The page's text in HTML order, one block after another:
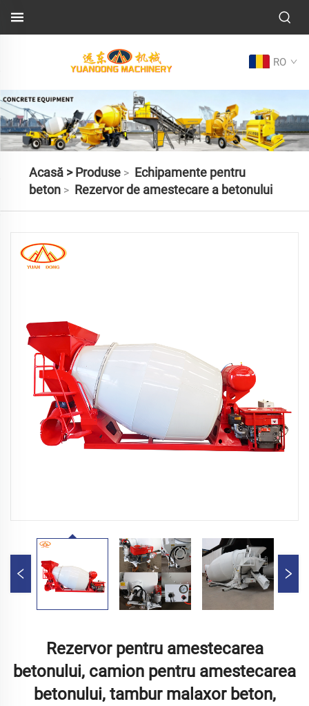
RO
Acasă > Produse> Echipamente pentru
beton> Rezervor de amestecare a betonului
Rezervor pentru amestecarea
betonului, camion pentru amestecarea
betonului, tambur malaxor beton,